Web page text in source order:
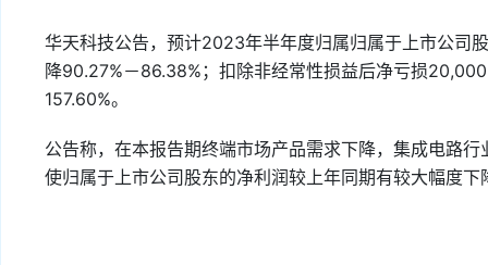
华天科技公告，预计2023年半年度归属归属于上市公司
降90.27%－86.38%；扣除非经常性损益后净亏损
157.60%。
公告称，在本报告期终端市场产品需求下降，集成电路
使归属于上市公司股东的净利润较上年同期有较大幅度下